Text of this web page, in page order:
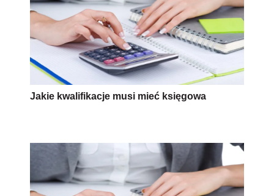
Jakie kwalifikacje musi mieć księgowa